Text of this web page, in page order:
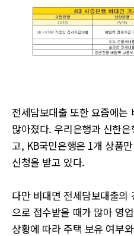
전세담보대출 또한 요즘에는
많아졌다. 우리은행과 신한
고, KB국민은행은 1개 상품
신청을 받고 있다.
다만 비대면 전세담보대출의
으로 접수받을 때가 많아 영
상황에 따라 주택 보유 여부